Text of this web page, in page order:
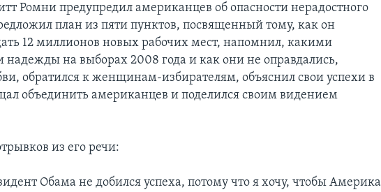
Ромни предупредил американцев об опасности нерадостного
план из пяти пунктов, посвященный тому, как он
12 миллионов новых рабочих мест, напомнил, какими
на выборах 2008 года и как они не оправдались,
обратился к женщинам-избирателям, объяснил свои успехи в
объединить американцев и поделился своим видением
из его речи:
Обама не добился успеха, потому что я хочу, чтобы Америка